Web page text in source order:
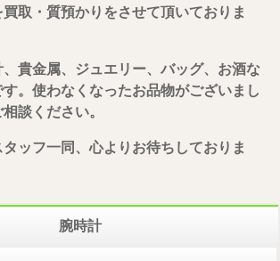
取・質預かりをさせて頂いておりま
貴金属、ジュエリー、バッグ、お酒な
。使わなくなったお品物がございまし
談ください。
ッフ一同、心よりお待ちしておりま
腕時計